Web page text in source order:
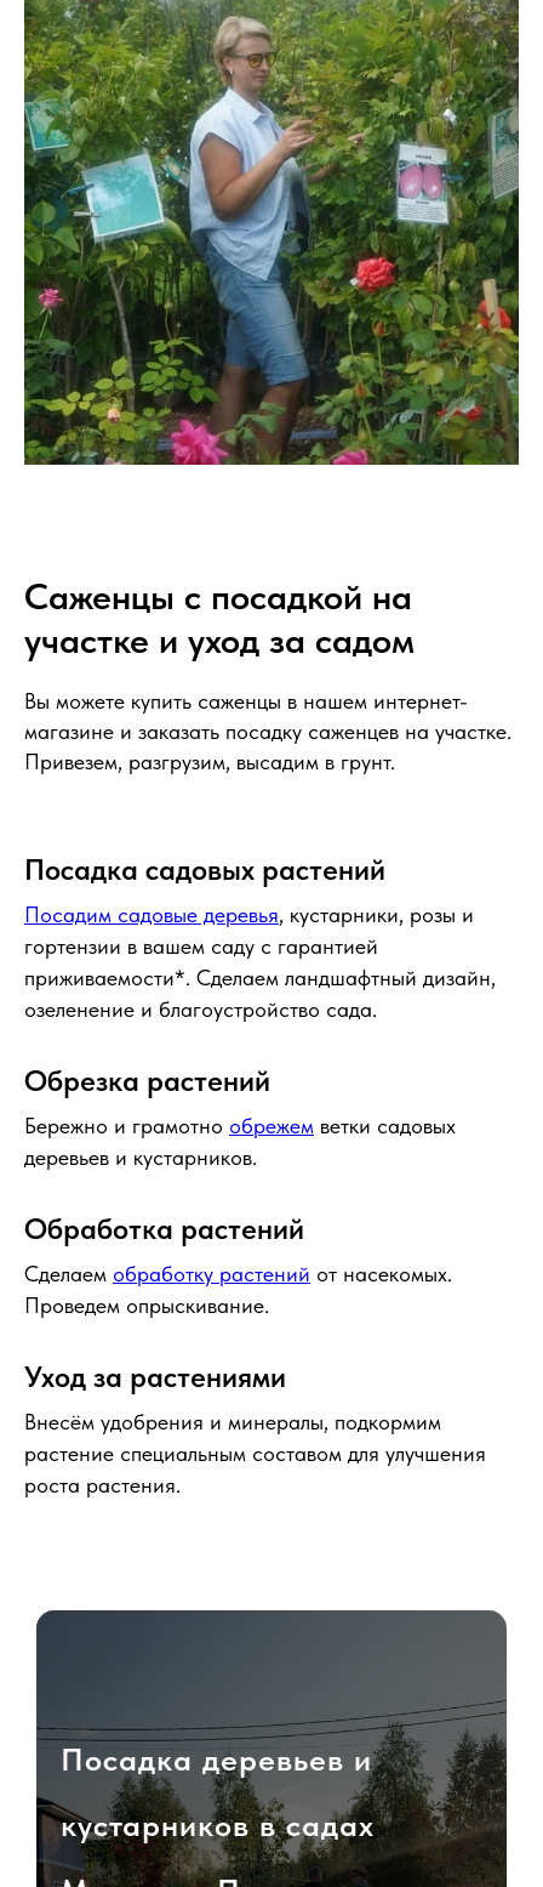
Саженцы с посадкой на
участке и уход за садом
Вы можете купить саженцы в нашем интернет-
магазине и заказать посадку саженцев на участке.
Привезем, разгрузим, высадим в грунт.
Посадка садовых растений
Посадим садовые деревья, кустарники, розы и
гортензии в вашем саду с гарантией
приживаемости*. Сделаем ландшафтный дизайн,
озеленение и благоустройство сада.
Обрезка растений
Бережно и грамотно обрежем ветки садовых
деревьев и кустарников.
Обработка растений
Сделаем обработку растений от насекомых.
Проведем опрыскивание.
Уход за растениями
Внесём удобрения и минералы, подкормим
растение специальным составом для улучшения
роста растения.
Посадка деревьев и
кустарников в садах